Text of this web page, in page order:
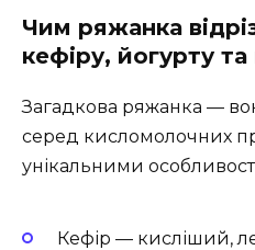
Чим ряжанка
кефіру, йогурту
Загадкова ряжанка —
серед кисломолочних
унікальними
Кефір — кисліший,